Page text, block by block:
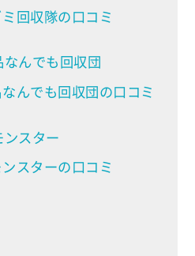
回収隊の口コミ
んでも回収団
んでも回収団の口コミ
スター
スターの口コミ